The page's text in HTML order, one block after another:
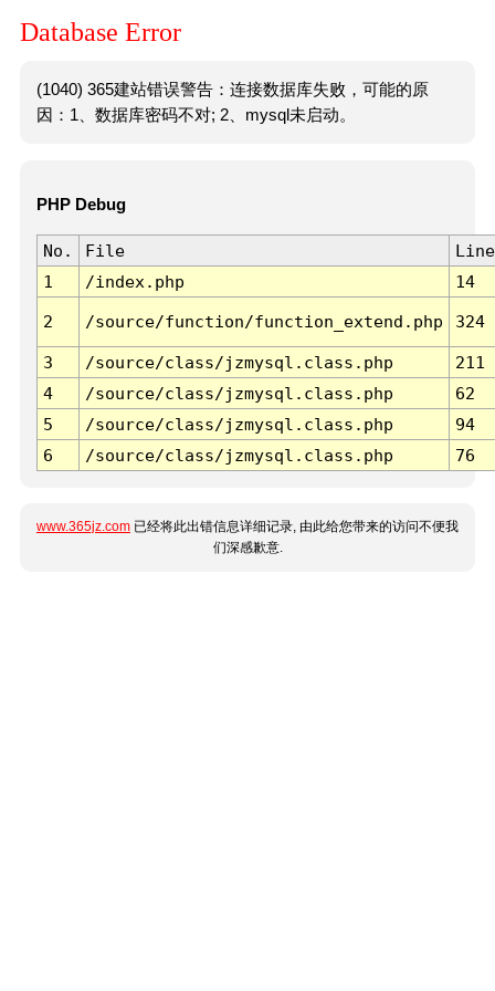
Database Error
(1040) 365建站错误警告：连接数据库失败，可能的原
因：1、数据库密码不对; 2、mysql未启动。
PHP Debug
No. File
Line
1
/index.php 14
2 /source/function/function_extend.php 324
3 /source/class/jzmysql.class.php
211
4
/source/class/jzmysql.class.php
62
5
/source/class/jzmysql.class.php
94
6
/source/class/jzmysql.class.php 76
www.365jz.com 已经将此出错信息详细记录, 由此给您带来的访问不便我
们深感歉意.